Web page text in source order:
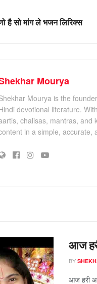
है सो मांग ले भजन लिरिक्स
Mourya
Mourya is the
devotional literature.
chalisas, mantras, and
in a simple, accurate,
आज
BY
आज हरी